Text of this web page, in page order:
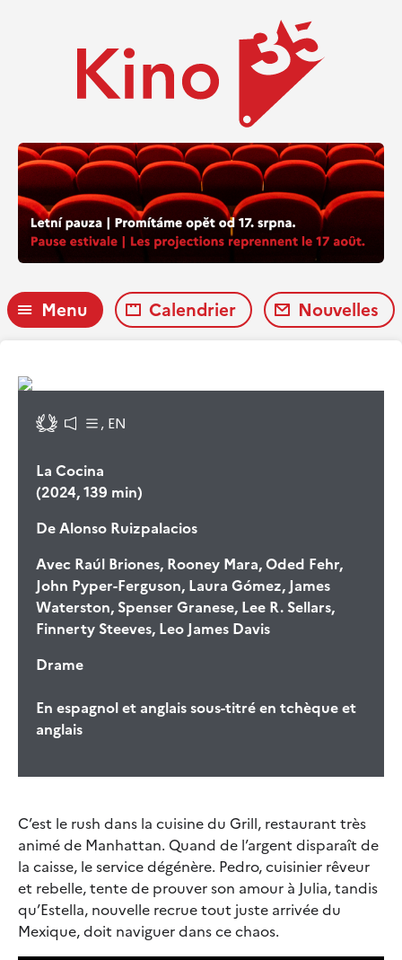
Menu Calendrier Nouvelles
, EN
La Cocina
(2024, 139 min)
DeAlonso Ruizpalacios
Avec Raúl Briones, Rooney Mara, Oded Fehr,
John Pyper-Ferguson, Laura Gómez, James
Waterston, Spenser Granese, Lee R. Sellars,
Finnerty Steeves, Leo James Davis
Drame
En espagnol et anglais sous-titré en tchèque et
anglais
C’est le rush dans la cui­sine du Grill, res­tau­rant très
ani­mé de Man­hat­tan. Quand de l’argent dis­pa­raît de
la caisse, le ser­vice dégé­nère. Pedro, cui­si­nier rêveur
et rebelle, tente de prou­ver son amour à Julia, tan­dis
qu’Estella, nou­velle recrue tout juste arri­vée du
Mexique, doit navi­guer dans ce chaos.